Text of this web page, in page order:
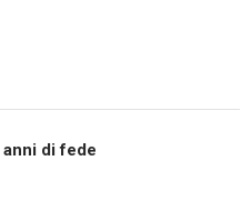
di fede